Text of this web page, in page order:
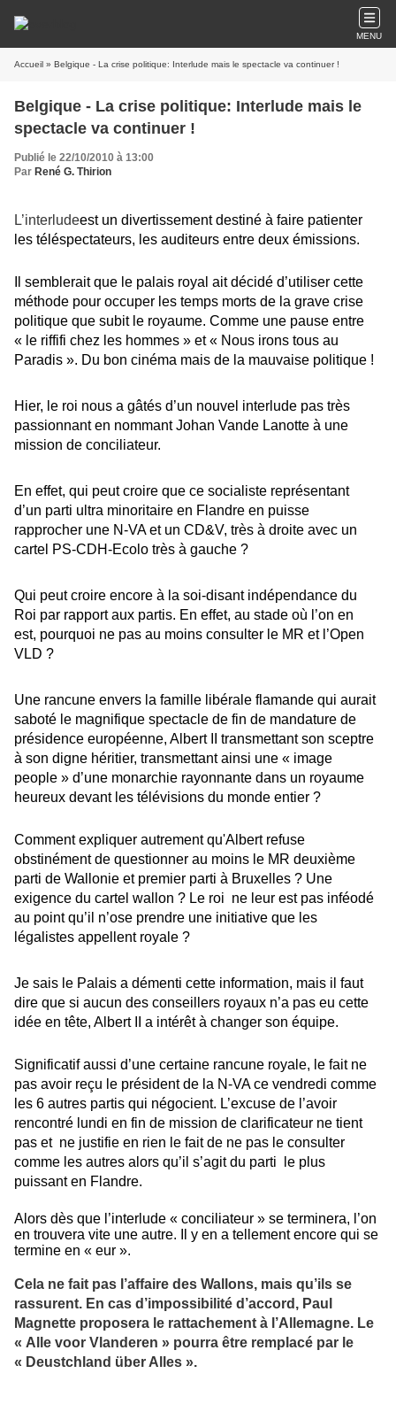
MENU
Accueil » Belgique - La crise politique: Interlude mais le spectacle va continuer !
Belgique - La crise politique: Interlude mais le
spectacle va continuer !
Publié le 22/10/2010 à 13:00
Par René G. Thirion
L’interludeest un divertissement destiné à faire patienter
les téléspectateurs, les auditeurs entre deux émissions.
Il semblerait que le palais royal ait décidé d’utiliser cette
méthode pour occuper les temps morts de la grave crise
politique que subit le royaume. Comme une pause entre
« le riffifi chez les hommes » et « Nous irons tous au
Paradis ». Du bon cinéma mais de la mauvaise politique !
Hier, le roi nous a gâtés d’un nouvel interlude pas très
passionnant en nommant Johan Vande Lanotte à une
mission de conciliateur.
En effet, qui peut croire que ce socialiste représentant
d’un parti ultra minoritaire en Flandre en puisse
rapprocher une N-VA et un CD&V, très à droite avec un
cartel PS-CDH-Ecolo très à gauche ?
Qui peut croire encore à la soi-disant indépendance du
Roi par rapport aux partis. En effet, au stade où l’on en
est, pourquoi ne pas au moins consulter le MR et l’Open
VLD ?
Une rancune envers la famille libérale flamande qui aurait
saboté le magnifique spectacle de fin de mandature de
présidence européenne, Albert II transmettant son sceptre
à son digne héritier, transmettant ainsi une « image
people » d’une monarchie rayonnante dans un royaume
heureux devant les télévisions du monde entier ?
Comment expliquer autrement qu'Albert refuse
obstinément de questionner au moins le MR deuxième
parti de Wallonie et premier parti à Bruxelles ? Une
exigence du cartel wallon ? Le roi ne leur est pas inféodé
au point qu’il n’ose prendre une initiative que les
légalistes appellent royale ?
Je sais le Palais a démenti cette information, mais il faut
dire que si aucun des conseillers royaux n’a pas eu cette
idée en tête, Albert II a intérêt à changer son équipe.
Significatif aussi d’une certaine rancune royale, le fait ne
pas avoir reçu le président de la N-VA ce vendredi comme
les 6 autres partis qui négocient. L’excuse de l’avoir
rencontré lundi en fin de mission de clarificateur ne tient
pas et ne justifie en rien le fait de ne pas le consulter
comme les autres alors qu’il s’agit du parti
le plus
puissant en Flandre.
Alors dès que l’interlude « conciliateur » se terminera, l’on
en trouvera vite une autre. Il y en a tellement encore qui se
termine en « eur ».
Cela ne fait pas l’affaire des Wallons, mais qu’ils se
rassurent. En cas d’impossibilité d’accord, Paul
Magnette proposera le rattachement à l’Allemagne. Le
« Alle voor Vlanderen » pourra être remplacé par le
« Deustchland über Alles ».